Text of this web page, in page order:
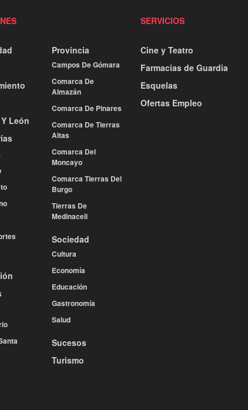
León
Provincia
Campos De Gómara
Comarca De
Almazán
Comarca De Pinares
Comarca De Tierras
Altas
Comarca Del
Moncayo
Comarca Tierras Del
Burgo
Tierras De
Medinaceli
Sociedad
Cultura
Economía
Educación
Gastronomía
Salud
Sucesos
Turismo
SERVICIOS
Cine y Teatro
Farmacias de Guardia
Esquelas
Ofertas Empleo